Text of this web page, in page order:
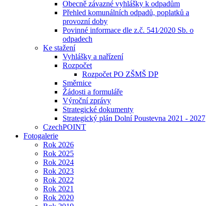
Obecně závazné vyhlášky k odpadům
Přehled komunálních odpadů, poplatků a
provozní doby
Povinné informace dle z.č. 541⁄2020 Sb. o
odpadech
Ke stažení
Vyhlášky a nařízení
Rozpočet
Rozpočet PO ZŠMŠ DP
Směrnice
Žádosti a formuláře
Výroční zprávy
Strategické dokumenty
Strategický plán Dolní Poustevna 2021 - 2027
CzechPOINT
Fotogalerie
Rok 2026
Rok 2025
Rok 2024
Rok 2023
Rok 2022
Rok 2021
Rok 2020